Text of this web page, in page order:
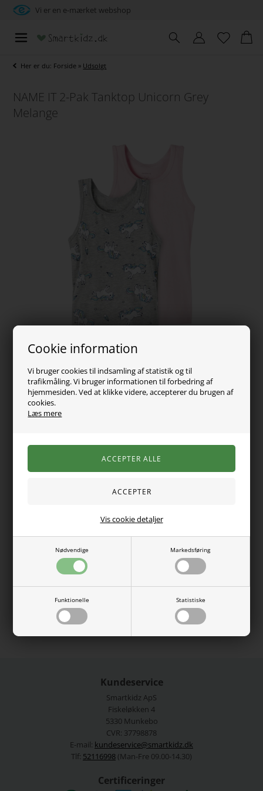
Cookie information
Vi bruger cookies til indsamling af statistik og til
trafikmåling. Vi bruger informationen til forbedring af
hjemmesiden. Ved at klikke videre, accepterer du brugen af
cookies.
Læs mere
Nødvendige Markedsføring
Funktionelle Statistiske
Vis cookie detaljer
Vi er en e-mærket webshop
Her er du: Forside » Udsolgt
NAME IT 2-Pak Tanktop Unicorn Grey
Melange
Vælg Størrelse
ene er med et print, den anden er ensfarvet. Begge er med
rund hals og brede stropper, og er lavet i dejligt blødt bomuld.
95% bomuld, 5% elastan.
Name It
13215667-4164066new
Kundeservice
Smartkidz ApS
Fiskeløkken 4
5330 Munkebo
CVR: 37798878
E-mail: kundeservice@smartkidz.dk
Tlf: 52116998 (Man-Fre 09.00-14.30)
Certificeringer